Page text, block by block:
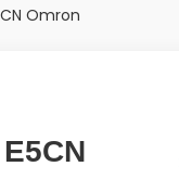
Omron